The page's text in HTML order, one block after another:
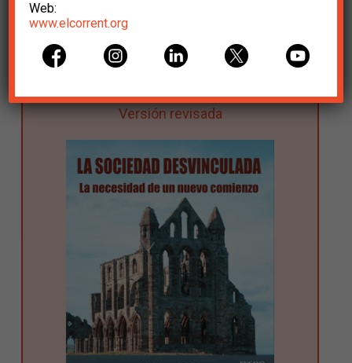
La Sociedad Desvinculada. La necesidad
Versión revisada
Web:
www.elcorrent.org